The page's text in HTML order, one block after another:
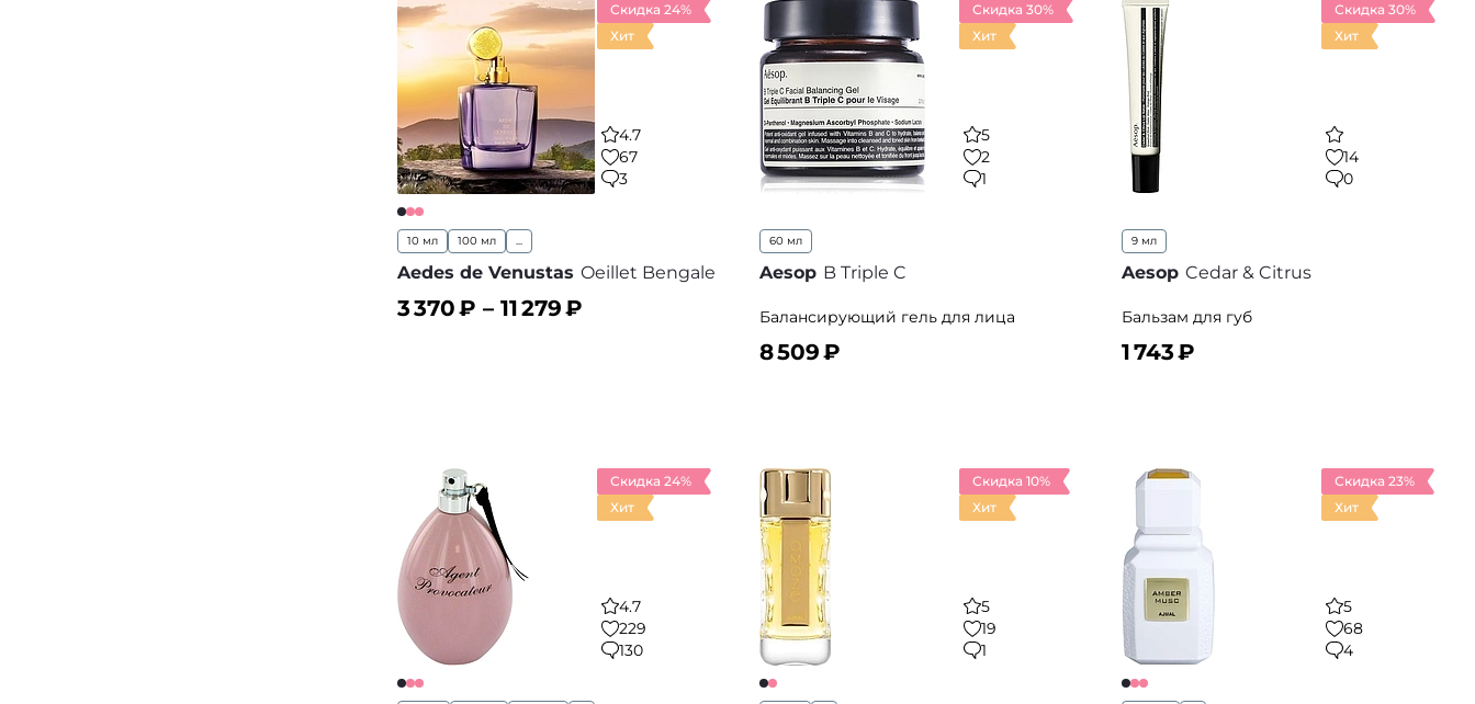
Скидка 24%
Хит
4.7
67
3
10 мл 100 мл ...
Aedes de Venustas Oeillet Bengale
3 370₽ – 11 279₽
Скидка 30%
Хит
5
2
1
60 мл
Aesop B Triple C
Балансирующий гель для лица
8 509₽
Скидка 30%
Хит
14
0
9 мл
Aesop Cedar & Citrus
Бальзам для губ
1 743₽
Скидка 24%
Хит
4.7
229
130
Скидка 10%
Хит
5
19
1
Скидка 23%
Хит
5
68
4